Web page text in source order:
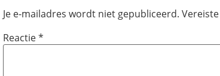
Je e-mailadres wordt niet gepubliceerd.
Reactie*